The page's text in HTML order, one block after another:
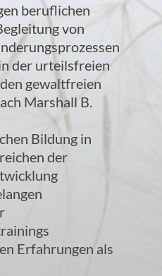
beruflichen
von
der urteilsfreien
gewaltfreien
Marshall B.
Bildung in
der
Erfahrungen als